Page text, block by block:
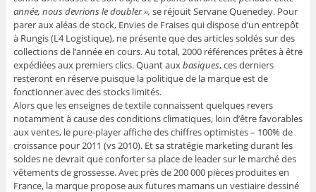
année, nous devrions le doubler », se réjouit Servane Quenedey. Pour
parer aux aléas de stock, Envies de Fraises qui dispose d’un entrepôt
à Rungis (L4 Logistique), ne présente que des articles soldés sur des
collections de l’année en cours. Au total, 2000 références prêtes à être
expédiées aux premiers clics. Quant auxbasiques, ces derniers
resteront en réserve puisque la politique de la marque est de
fonctionner avec des stocks limités.
Alors que les enseignes de textile connaissent quelques revers
notamment à cause des conditions climatiques, loin d’être favorables
aux ventes, le pure-player affiche des chiffres optimistes – 100% de
croissance pour 2011 (vs 2010). Et sa stratégie marketing durant les
soldes ne devrait que conforter sa place de leader sur le marché des
vêtements de grossesse. Avec près de 200 000 pièces produites en
France, la marque propose aux futures mamans un vestiaire dessiné